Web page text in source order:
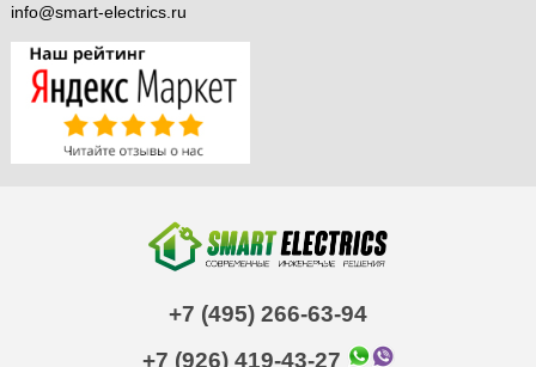
info@smart-electrics.ru
+7 (495) 266-63-94
+7 (926) 419-43-27